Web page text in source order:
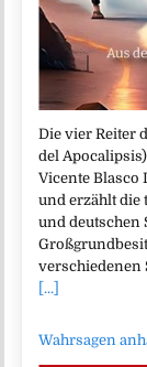
Die vier Reiter
del
Vicente Blasco
und erzählt die
und deutschen
verschiedenen
[...]
Wahrsagen